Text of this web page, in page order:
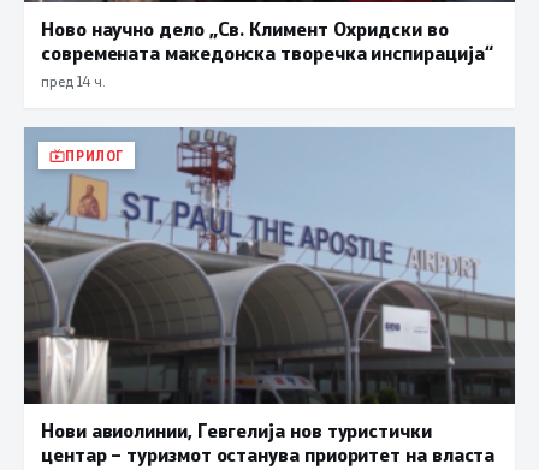
Ново научно дело „Св. Климент Охридски во
современата македонска творечка инспирација“
пред 14 ч.
ПРИЛОГ
Нови авиолинии, Гевгелија нов туристички
центар – туризмот останува приоритет на власта